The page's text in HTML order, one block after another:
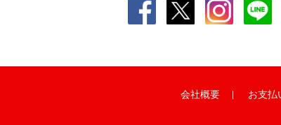
会社概要 お支払